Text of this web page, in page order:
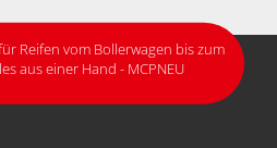
Reifen vom Bollerwagen bis zum
aus einer Hand - MCPNEU